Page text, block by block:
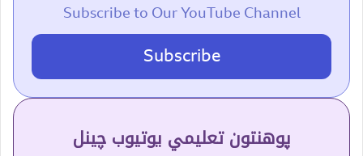
Subscribe to Our YouTube Channel
Subscribe
پوهنتون تعلیمي یوتیوب چینل